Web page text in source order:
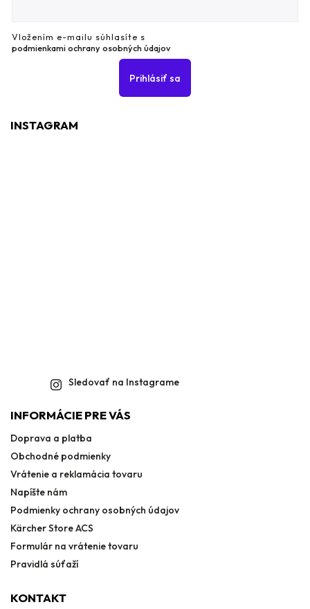
Vložením e-mailu súhlasíte s
podmienkami ochrany osobných údajov
Prihlásiť sa
INSTAGRAM
Sledovať na Instagrame
INFORMÁCIE PRE VÁS
Doprava a platba
Obchodné podmienky
Vrátenie a reklamácia tovaru
Napíšte nám
Podmienky ochrany osobných údajov
Kärcher Store ACS
Formulár na vrátenie tovaru
Pravidlá súťaží
KONTAKT